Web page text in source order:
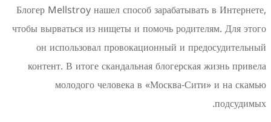
Блогер Mellstroy нашел способ
чтобы вырваться из нищеты и помочь
он использовал провокационный и
контент. В итоге скандальная
молодого человека в «Москва-